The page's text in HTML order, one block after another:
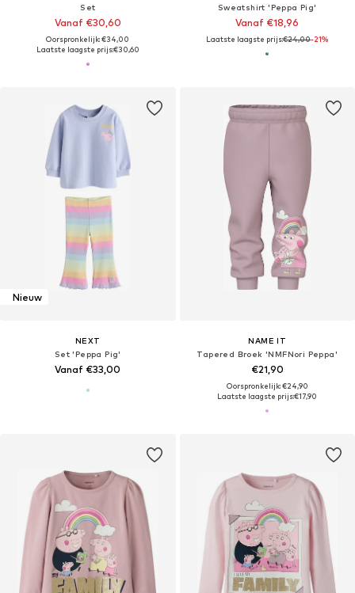
Set
Vanaf €30,60
Oorspronkelijk: €34,00
Laatste laagste prijs:€30,60
Sweatshirt 'Peppa Pig'
Vanaf €18,96
Laatste laagste prijs:€24,00-21%
Nieuw
NEXT
Set 'Peppa Pig'
Vanaf €33,00
NAME IT
Tapered Broek 'NMFNori Peppa'
€21,90
Oorspronkelijk: €24,90
Laatste laagste prijs:€17,90